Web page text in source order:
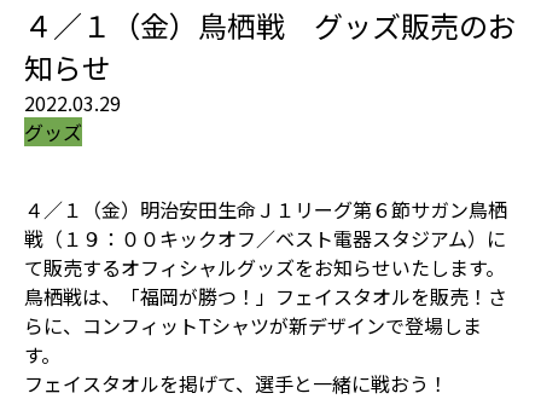
４／１（金）鳥栖戦 グッズ販売のお
知らせ
2022.03.29
グッズ
４／１（金）明治安田生命Ｊ１リーグ第６節サガン鳥栖
戦（１９：００キックオフ／ベスト電器スタジアム）に
て販売するオフィシャルグッズをお知らせいたします。
鳥栖戦は、「福岡が勝つ！」フェイスタオルを販売！さ
らに、コンフィットTシャツが新デザインで登場しま
す。
フェイスタオルを掲げて、選手と一緒に戦おう！